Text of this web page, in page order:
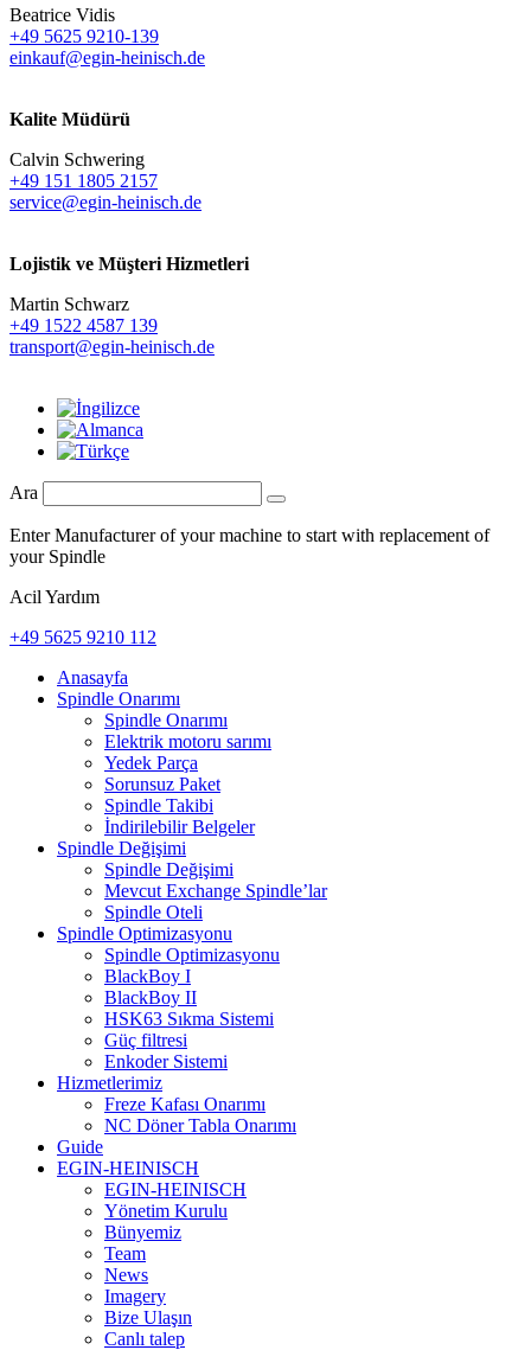
Beatrice Vidis
+49 5625 9210-139
einkauf@egin-heinisch.de
Kalite Müdürü
Calvin Schwering
+49 151 1805 2157
service@egin-heinisch.de
Lojistik ve Müşteri Hizmetleri
Martin Schwarz
+49 1522 4587 139
transport@egin-heinisch.de
Ara
Enter Manufacturer of your machine to start with replacement of
your Spindle
Acil Yardım
+49 5625 9210 112
Anasayfa
Spindle Onarımı
Spindle Onarımı
Elektrik motoru sarımı
Yedek Parça
Sorunsuz Paket
Spindle Takibi
İndirilebilir Belgeler
Spindle Değişimi
Spindle Değişimi
Mevcut Exchange Spindle’lar
Spindle Oteli
Spindle Optimizasyonu
Spindle Optimizasyonu
BlackBoy I
BlackBoy II
HSK63 Sıkma Sistemi
Güç filtresi
Enkoder Sistemi
Hizmetlerimiz
Freze Kafası Onarımı
NC Döner Tabla Onarımı
Guide
EGIN-HEINISCH
EGIN-HEINISCH
Yönetim Kurulu
Bünyemiz
Team
News
Imagery
Bize Ulaşın
Canlı talep